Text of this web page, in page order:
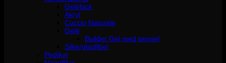
Gelélack
Akryl
Cuccio Naturale
Gelé
Builder Gel med pensel
Silke/glasfiber
Pedikyr